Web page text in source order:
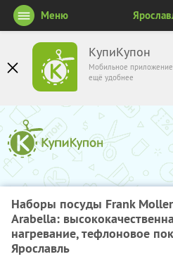
КупиКупон
Мобильное приложение
ещё удобнее
Меню
Наборы посуды Frank
Arabella:
нагревание, тефлоновое
Ярославль